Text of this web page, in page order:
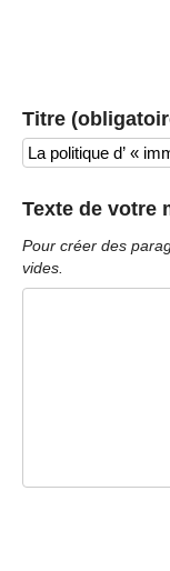
Titre
Texte de votre
Pour créer des
vides.